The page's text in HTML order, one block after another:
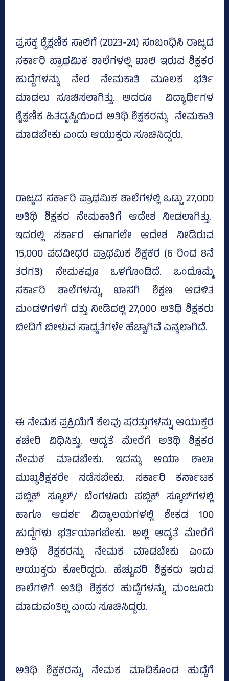
ಪ್ರಸಕ್ತ ಶೈಕ್ಷಣಿಕ ಸಾಲಿಗೆ (2023-24) ಸಂಬಂಧಿಸಿ ರಾಜ್ಯದ
ಸರ್ಕಾರಿ ಪ್ರಾಥಮಿಕ ಶಾಲೆಗಳಲ್ಲಿ ಖಾಲಿ ಇರುವ ಶಿಕ್ಷಕರ
ಹುದ್ದೆಗಳನ್ನು ನೇರ ನೇಮಕಾತಿ ಮೂಲಕ ಭರ್ತಿ
ಮಾಡಲು ಸೂಚಿಸಲಾಗಿತ್ತು. ಆದರೂ ವಿದ್ಯಾರ್ಥಿಗಳ
ಶೈಕ್ಷಣಿಕ ಹಿತದೃಷ್ಟಿಯಿಂದ ಅತಿಥಿ ಶಿಕ್ಷಕರನ್ನು ನೇಮಕಾತಿ
ಮಾಡಬೇಕು ಎಂದು ಆಯುಕ್ತರು ಸೂಚಿಸಿದ್ದರು.
ರಾಜ್ಯದ ಸರ್ಕಾರಿ ಪ್ರಾಥಮಿಕ ಶಾಲೆಗಳಲ್ಲಿ ಒಟ್ಟು 27,000
ಅತಿಥಿ ಶಿಕ್ಷಕರ ನೇಮಕಾತಿಗೆ ಆದೇಶ ನೀಡಲಾಗಿತ್ತು.
ಇದರಲ್ಲಿ ಸರ್ಕಾರ ಈಗಾಗಲೇ ಆದೇಶ ನೀಡಿರುವ
15,000 ಪದವೀಧರ ಪ್ರಾಥಮಿಕ ಶಿಕ್ಷಕರ (6 ರಿಂದ 8ನೆ
ತರಗತಿ) ನೇಮಕವೂ ಒಳಗೊಂಡಿದೆ. ಒಂದೊಮ್ಮೆ
ಸರ್ಕಾರಿ ಶಾಲೆಗಳನ್ನು ಖಾಸಗಿ ಶಿಕ್ಷಣ ಆಡಳಿತ
ಮಂಡಳಿಗಳಿಗೆ ದತ್ತು ನೀಡಿದಲ್ಲಿ 27,000 ಅತಿಥಿ ಶಿಕ್ಷಕರು
ಬೀದಿಗೆ ಬೀಳುವ ಸಾಧ್ಯತೆಗಳೇ ಹೆಚ್ಚಾಗಿವೆ ಎನ್ನಲಾಗಿದೆ.
ಈ ನೇಮಕ ಪ್ರಕ್ರಿಯೆಗೆ ಕೆಲವು ಷರತ್ತುಗಳನ್ನು ಆಯುಕ್ತರ
ಕಚೇರಿ ವಿಧಿಸಿತ್ತು. ಆದ್ಯತೆ ಮೇರೆಗೆ ಅತಿಥಿ ಶಿಕ್ಷಕರ
ನೇಮಕ ಮಾಡಬೇಕು. ಇದನ್ನು ಆಯಾ ಶಾಲಾ
ಮುಖ್ಯಶಿಕ್ಷಕರೇ ನಡೆಸಬೇಕು. ಸರ್ಕಾರಿ ಕರ್ನಾಟಕ
ಪಬ್ಲಿಕ್‌ ಸ್ಕೂಲ್‌/ ಬೆಂಗಳೂರು ಪಬ್ಲಿಕ್‌ ಸ್ಕೂಲ್‌ಗಳಲ್ಲಿ
ಹಾಗೂ ಆದರ್ಶ ವಿದ್ಯಾಲಯಗಳಲ್ಲಿ ಶೇಕಡ 100
ಹುದ್ದೆಗಳು ಭರ್ತಿಯಾಗಬೇಕು. ಅಲ್ಲಿ ಆದ್ಯತೆ ಮೇರೆಗೆ
ಅತಿಥಿ ಶಿಕ್ಷಕರನ್ನು ನೇಮಕ ಮಾಡಬೇಕು ಎಂದು
ಆಯುಕ್ತರು ಕೋರಿದ್ದರು. ಹೆಚ್ಚುವರಿ ಶಿಕ್ಷಕರು ಇರುವ
ಶಾಲೆಗಳಿಗೆ ಅತಿಥಿ ಶಿಕ್ಷಕರ ಹುದ್ದೆಗಳನ್ನು ಮಂಜೂರು
ಮಾಡುವಂತಿಲ್ಲ ಎಂದು ಸೂಚಿಸಿದ್ದರು.
ಅತಿಥಿ ಶಿಕ್ಷಕರನ್ನು ನೇಮಕ ಮಾಡಿಕೊಂಡ ಹುದ್ದೆಗೆ